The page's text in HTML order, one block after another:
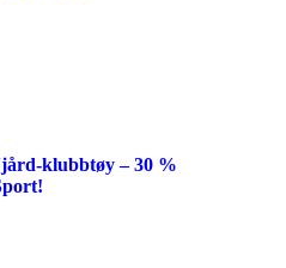
klubbtøy – 30 %